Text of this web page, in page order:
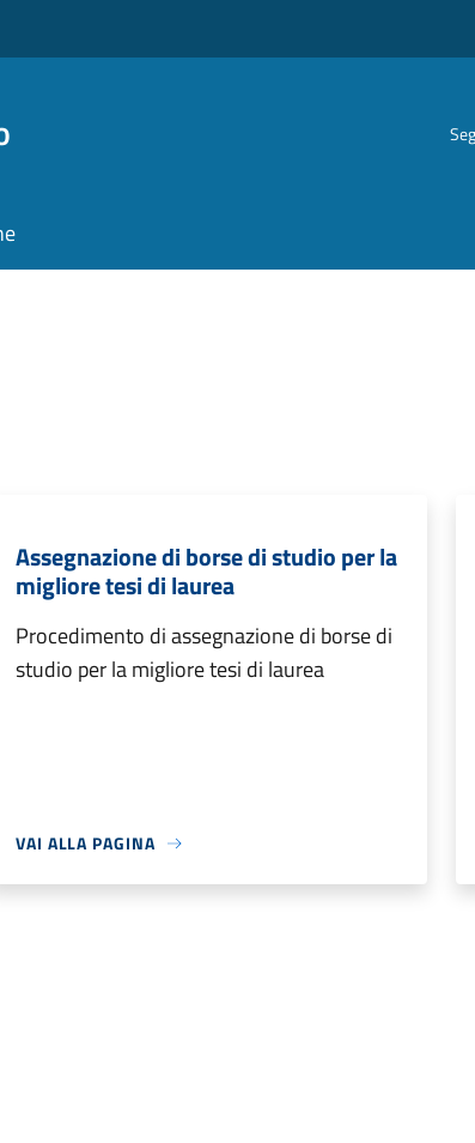
Assegnazione di borse di studio per la
migliore tesi di laurea
Procedimento di assegnazione di borse di
studio per la migliore tesi di laurea
VAI ALLA PAGINA